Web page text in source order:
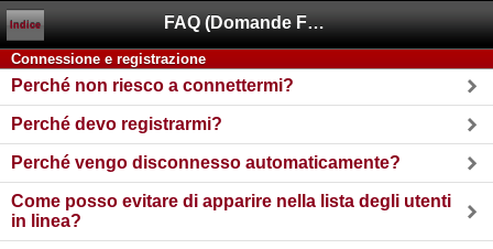
FAQ (Domande Frequenti)
Indice
Connessione e registrazione
Perché non riesco a connettermi?
Perché devo registrarmi?
Perché vengo disconnesso automaticamente?
Come posso evitare di apparire nella lista degli utenti
in linea?